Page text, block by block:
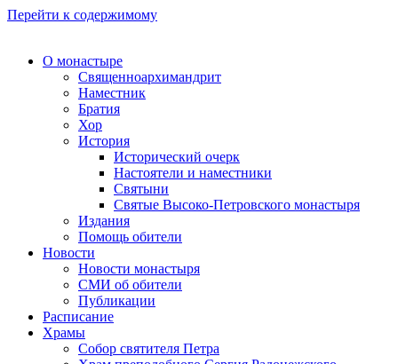
Перейти к содержимому
О монастыре
Священноархимандрит
Наместник
Братия
Хор
История
Исторический очерк
Настоятели и наместники
Святыни
Святые Высоко-Петровского монастыря
Издания
Помощь обители
Новости
Новости монастыря
СМИ об обители
Публикации
Расписание
Храмы
Собор святителя Петра